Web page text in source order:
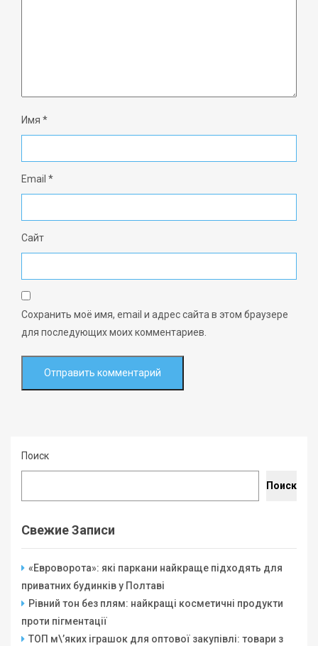
Имя *
Email *
Сайт
Сохранить моё имя, email и адрес сайта в этом браузере
для последующих моих комментариев.
Поиск
Поиск
Свежие Записи
«Евроворота»: які паркани найкраще підходять для
приватних будинків у Полтаві
Рівний тон без плям: найкращі косметичні продукти
проти пігментації
ТОП м\’яких іграшок для оптової закупівлі: товари з